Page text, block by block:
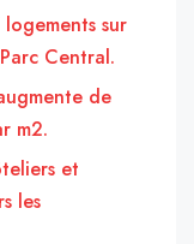
sur
Central.
de
m2.
et
les